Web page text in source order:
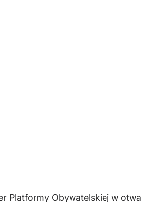
Platformy Obywatelskiej w